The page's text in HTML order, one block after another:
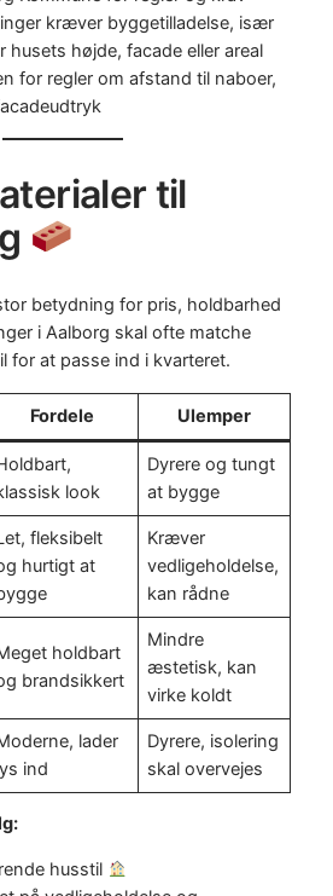
kræver byggetilladelse, især
husets højde, facade eller areal
for regler om afstand til naboer,
til
betydning for pris, holdbarhed
i Aalborg skal ofte matche
for at passe ind i kvarteret.
Fordele Ulemper
look
Dyrere og tungt
at bygge
fleksibelt
hurtigt at
Kræver
vedligeholdelse,
kan rådne
holdbart
brandsikkert
Mindre
æstetisk, kan
virke koldt
lader
ind
Dyrere, isolering
skal overvejes
husstil